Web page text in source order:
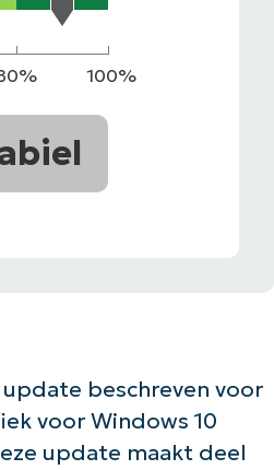
100%
beschreven voor
voor Windows 10
update maakt deel